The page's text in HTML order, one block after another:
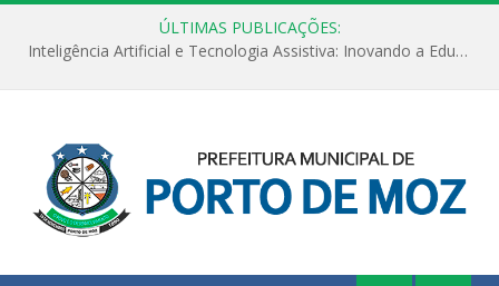
ÚLTIMAS PUBLICAÇÕES:
Inteligência Artificial e Tecnologia Assistiva: Inovando a Educação Especial e Inclusiva